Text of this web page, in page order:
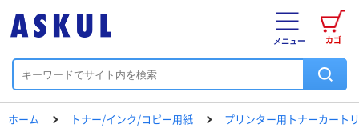
カゴ
メニュー
ホーム トナー/インク/コピー用紙 プリンター用トナーカート